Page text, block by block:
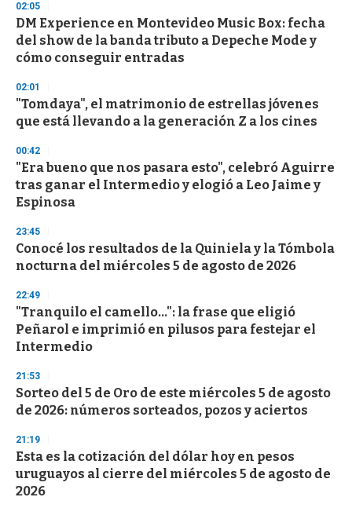
d
s
o
f
3
s
e
o
d
s
02:05
DM Experience en Montevideo Music Box: fecha
del show de la banda tributo a Depeche Mode y
cómo conseguir entradas
02:01
"Tomdaya", el matrimonio de estrellas jóvenes
que está llevando a la generación Z a los cines
00:42
"Era bueno que nos pasara esto", celebró Aguirre
tras ganar el Intermedio y elogió a Leo Jaime y
Espinosa
23:45
Conocé los resultados de la Quiniela y la Tómbola
nocturna del miércoles 5 de agosto de 2026
22:49
"Tranquilo el camello...": la frase que eligió
Peñarol e imprimió en pilusos para festejar el
Intermedio
21:53
Sorteo del 5 de Oro de este miércoles 5 de agosto
de 2026: números sorteados, pozos y aciertos
21:19
Esta es la cotización del dólar hoy en pesos
uruguayos al cierre del miércoles 5 de agosto de
2026